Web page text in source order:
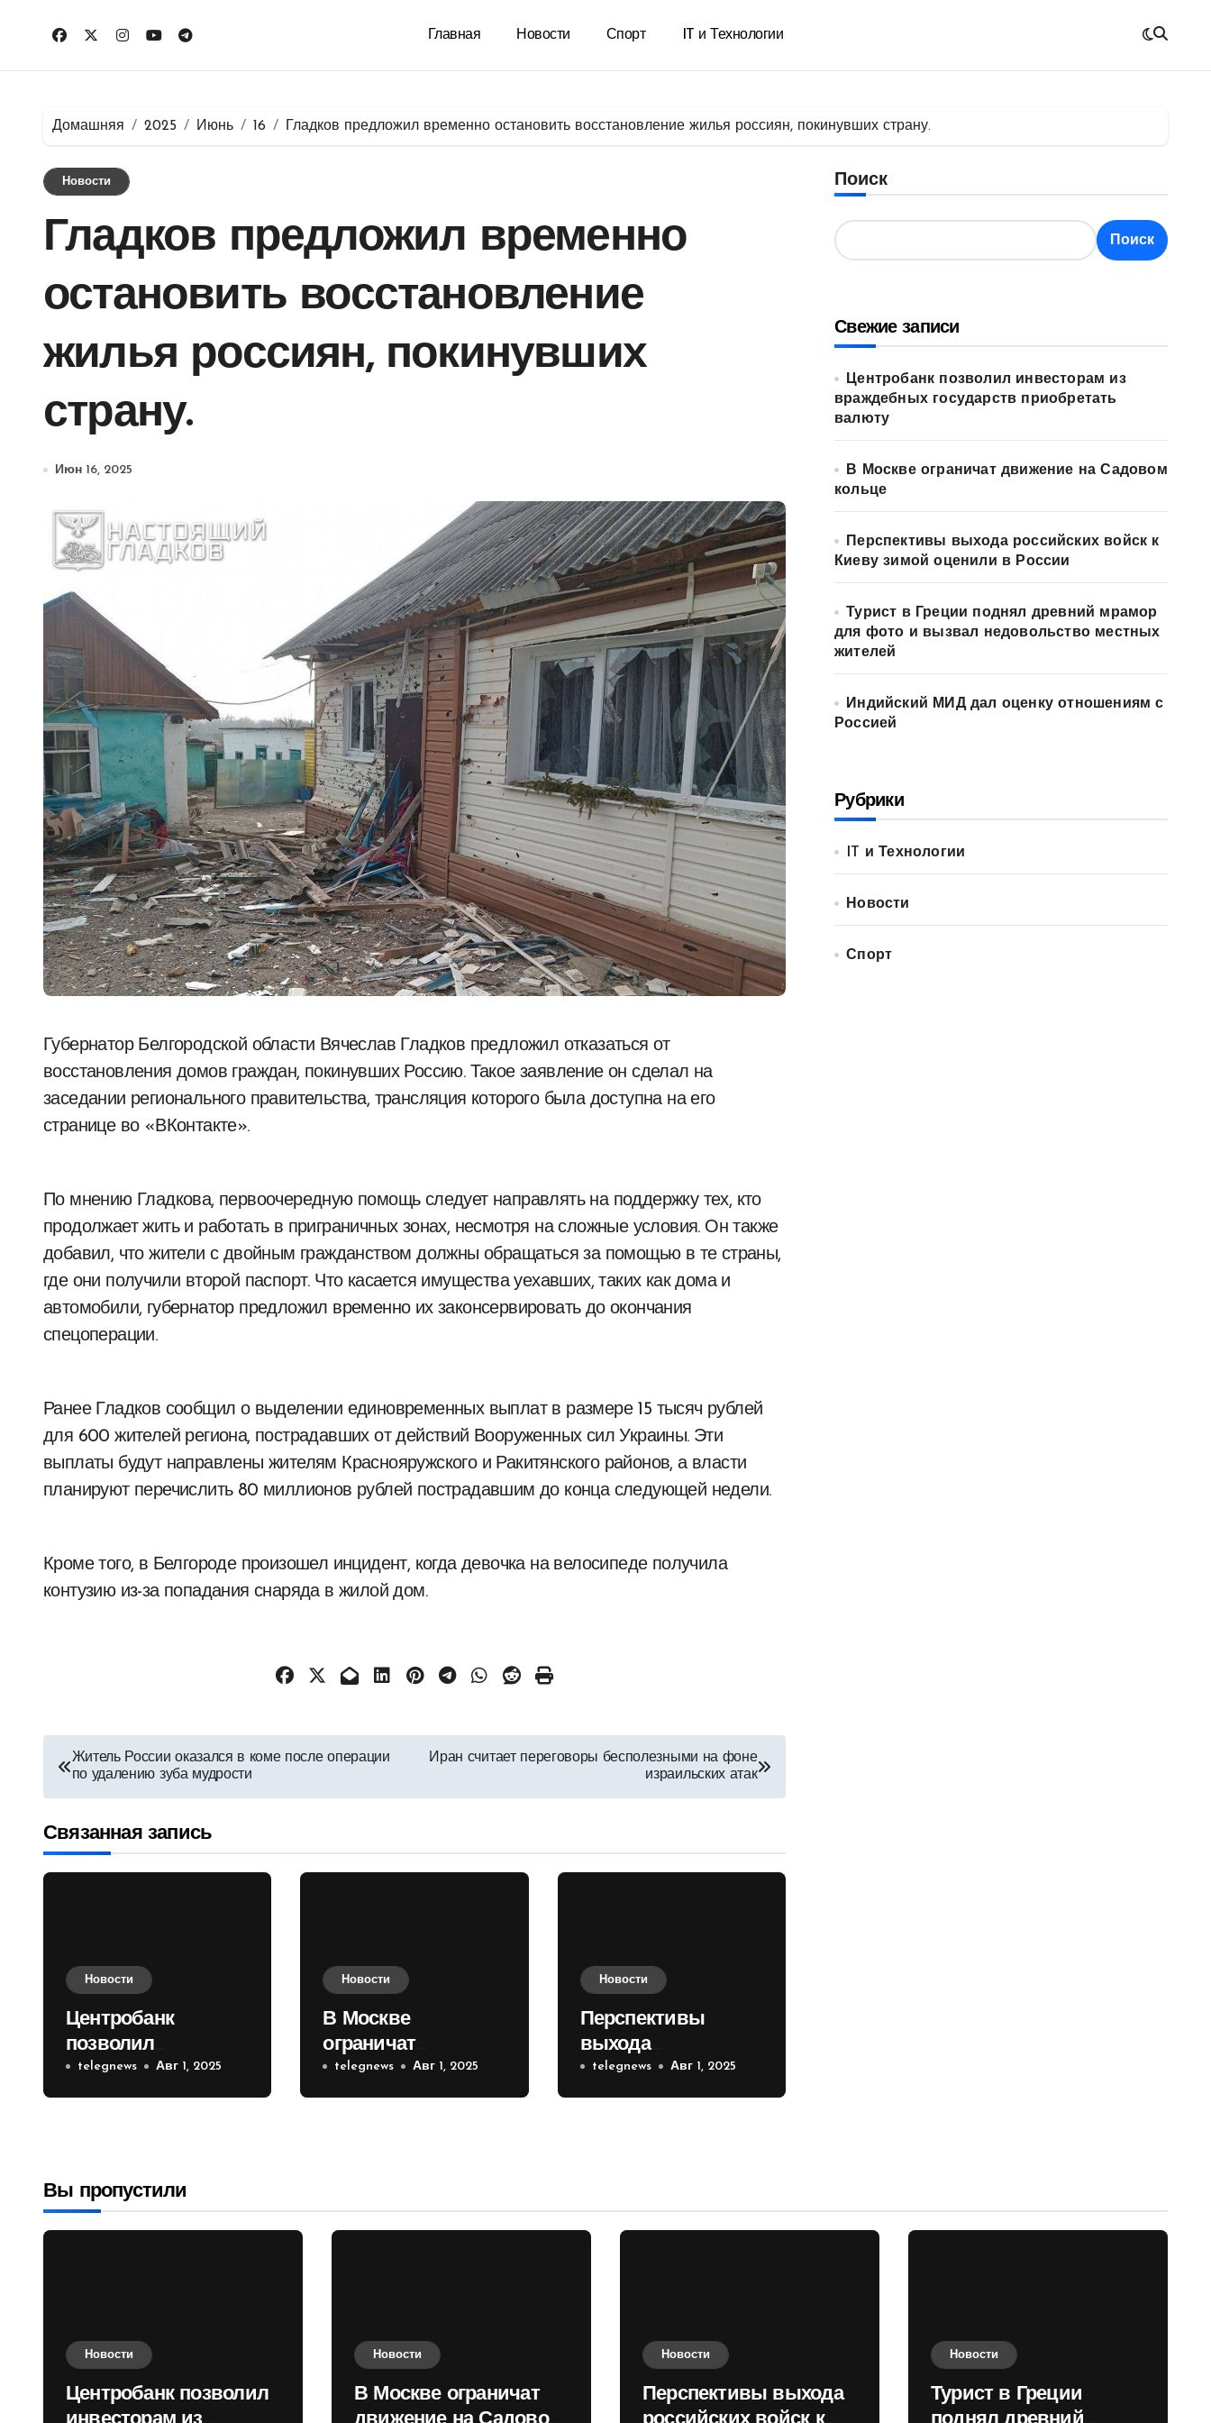
Главная Новости Спорт IT и Технологии
Домашняя 2025 Июнь 16 Гладков предложил временно остановить восстановление жилья россиян, покинувших страну.
Новости
Гладков предложил временно
остановить восстановление
жилья россиян, покинувших
страну.
Июн 16, 2025
Губернатор Белгородской области Вячеслав Гладков предложил отказаться от
восстановления домов граждан, покинувших Россию. Такое заявление он сделал на
заседании регионального правительства, трансляция которого была доступна на его
странице во «ВКонтакте».
По мнению Гладкова, первоочередную помощь следует направлять на поддержку тех, кто
продолжает жить и работать в приграничных зонах, несмотря на сложные условия. Он также
добавил, что жители с двойным гражданством должны обращаться за помощью в те страны,
где они получили второй паспорт. Что касается имущества уехавших, таких как дома и
автомобили, губернатор предложил временно их законсервировать до окончания
спецоперации.
Ранее Гладков сообщил о выделении единовременных выплат в размере 15 тысяч рублей
для 600 жителей региона, пострадавших от действий Вооруженных сил Украины. Эти
выплаты будут направлены жителям Краснояружского и Ракитянского районов, а власти
планируют перечислить 80 миллионов рублей пострадавшим до конца следующей недели.
Кроме того, в Белгороде произошел инцидент, когда девочка на велосипеде получила
контузию из-за попадания снаряда в жилой дом.
Навигация
по
записям
Житель России оказался в коме после операции
по удалению зуба мудрости
Иран считает переговоры бесполезными на фоне
израильских атак
Связанная запись
Новости
Центробанк
позволил
инвесторам из
враждебных
telegnews Авг 1, 2025
Новости
В Москве
ограничат
движение на
Садовом кольце
telegnews Авг 1, 2025
Новости
Перспективы
выхода
российских войск к
Киеву зимой
telegnews Авг 1, 2025
Поиск
Поиск
Свежие записи
Центробанк позволил инвесторам из
враждебных государств приобретать
валюту
В Москве ограничат движение на Садовом
кольце
Перспективы выхода российских войск к
Киеву зимой оценили в России
Турист в Греции поднял древний мрамор
для фото и вызвал недовольство местных
жителей
Индийский МИД дал оценку отношениям с
Россией
Рубрики
IT и Технологии
Новости
Спорт
Вы пропустили
Новости
Центробанк позволил
Новости
В Москве ограничат
Новости
Перспективы выхода
Новости
Турист в Греции